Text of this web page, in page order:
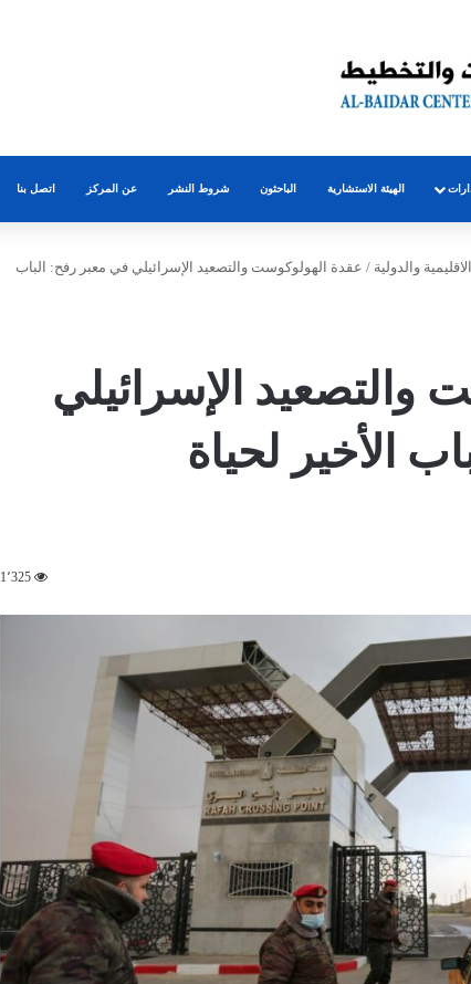
الهيئة الاستشارية الباحثون شروط النشر عن المركز اتصل بنا
والدولية / عقدة الهولوكوست والتصعيد الإسرائيلي في معبر رفح: الباب
والتصعيد الإسرائيلي
الأخير لحياة
1٬325